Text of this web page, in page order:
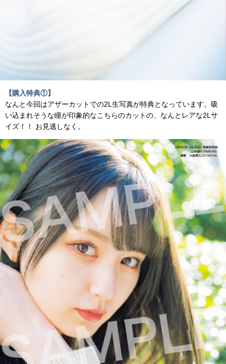
【購入特典①】
なんと今回はアザーカットでの2L生写真が特典となっています。吸
い込まれそうな瞳が印象的なこちらのカットの、なんとレアな2Lサ
イズ！！ お見逃しなく。